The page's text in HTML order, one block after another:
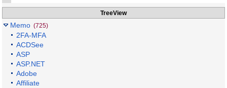
TreeView
Memo (725)
2FA-MFA
ACDSee
ASP
ASP.NET
Adobe
Affiliate